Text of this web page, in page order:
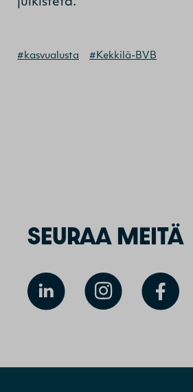
#kasvualusta #Kekkilä-BVB
SEURAA MEITÄ